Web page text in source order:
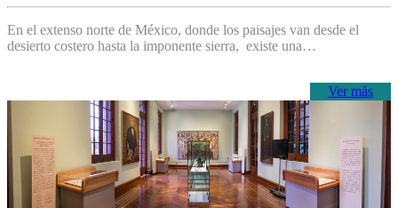
En el extenso norte de México, donde los paisajes van desde el
desierto costero hasta la imponente sierra, existe una…
Ver más